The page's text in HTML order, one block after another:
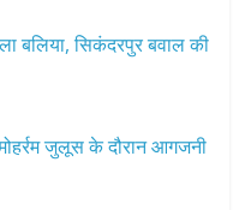
बलिया, सिकंदरपुर बवाल की
जुलूस के दौरान आगजनी